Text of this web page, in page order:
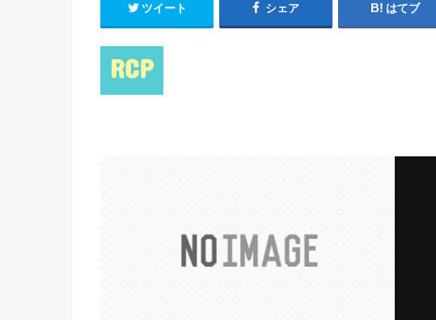
ツイート シェア はてブ